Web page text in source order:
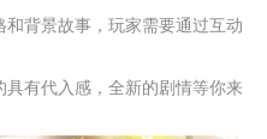
背景故事，玩家需要通过互动
有代入感，全新的剧情等你来